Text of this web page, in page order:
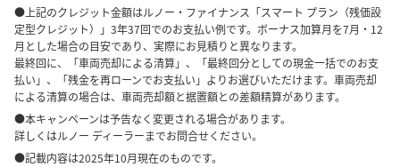
●上記のクレジット金額はルノー・ファイナンス「スマート プラン（残価設
定型クレジット）」3年37回でのお支払い例です。ボーナス加算月を7月・12
月とした場合の目安であり、実際にお見積りと異なります。
最終回に、「車両売却による清算」、「最終回分としての現金一括でのお支
払い」、「残金を再ローンでお支払い」よりお選びいただけます。車両売却
による清算の場合は、車両売却額と据置額との差額精算があります。
●本キャンペーンは予告なく変更される場合があります。
詳しくはルノー ディーラーまでお問合せください。
●記載内容は2025年10月現在のものです。